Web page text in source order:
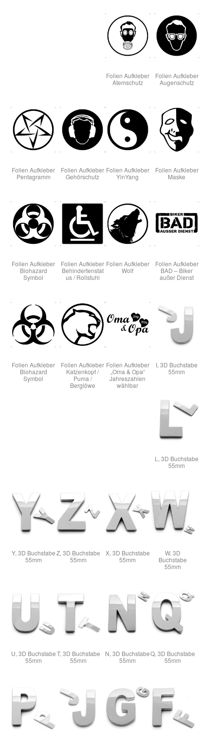
Folien Aufkleber
Atemschutz
Folien Aufkleber
Augenschutz
Folien Aufkleber
Pentagramm
Folien Aufkleber
Gehörschutz
Folien Aufkleber
YinYang
Folien Aufkleber
Maske
Folien Aufkleber
Biohazard
Symbol
Folien Aufkleber
Behindertenstat
us / Rollstuhl
Folien Aufkleber
Wolf
Folien Aufkleber
BAD – Biker
außer Dienst
Folien Aufkleber
Biohazard
Symbol
Folien Aufkleber
Katzenkopf /
Puma /
Berglöwe
Folien Aufkleber
„Oma & Opa“
Jahreszahlen
wählbar
I, 3D Buchstabe
55mm
L, 3D Buchstabe
55mm
Y, 3D Buchstabe
55mm
Z, 3D Buchstabe
55mm
X, 3D Buchstabe
55mm
W, 3D
Buchstabe
55mm
U, 3D Buchstabe
55mm
T, 3D Buchstabe
55mm
N, 3D Buchstabe
55mm
Q, 3D Buchstabe
55mm